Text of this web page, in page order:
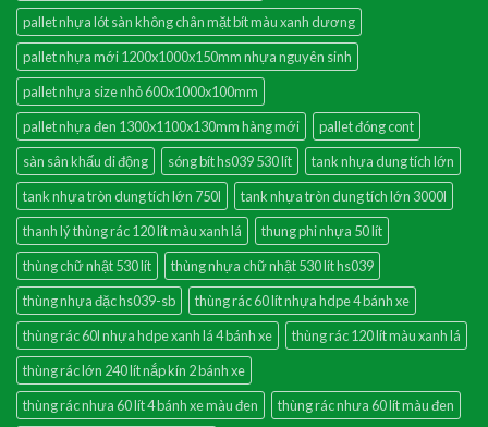
pallet nhựa lót sàn không chân mặt bít màu xanh dương
pallet nhựa mới 1200x1000x150mm nhựa nguyên sinh
pallet nhựa size nhỏ 600x1000x100mm
pallet nhựa đen 1300x1100x130mm hàng mới
pallet đóng cont
sàn sân khấu di động
sóng bít hs039 530 lít
tank nhựa dung tích lớn
tank nhựa tròn dung tích lớn 750l
tank nhựa tròn dung tích lớn 3000l
thanh lý thùng rác 120 lít màu xanh lá
thung phi nhựa 50 lít
thùng chữ nhật 530 lít
thùng nhựa chữ nhật 530 lít hs039
thùng nhựa đặc hs039-sb
thùng rác 60 lít nhựa hdpe 4 bánh xe
thùng rác 60l nhựa hdpe xanh lá 4 bánh xe
thùng rác 120 lít màu xanh lá
thùng rác lớn 240 lít nắp kín 2 bánh xe
thùng rác nhưa 60 lít 4 bánh xe màu đen
thùng rác nhưa 60 lít màu đen